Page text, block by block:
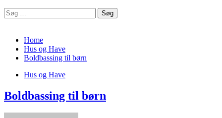
Søg
efter:
Home
Hus og Have
Boldbassing til børn
Hus og Have
Boldbassing til børn